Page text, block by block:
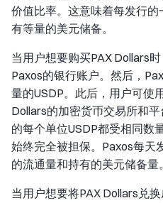
价值比率。这意味着每发行
有等量的美元储备。
当用户想要购买PAX Dollars
Paxos的银行账户。然后，
量的USDP。此后，用户可使
Dollars的加密货币交易所和
的每个单位USDP都受相同数
始终完全被担保。Paxos每天
的流通量和持有的美元储备量。
当用户想要将PAX Dollars兑